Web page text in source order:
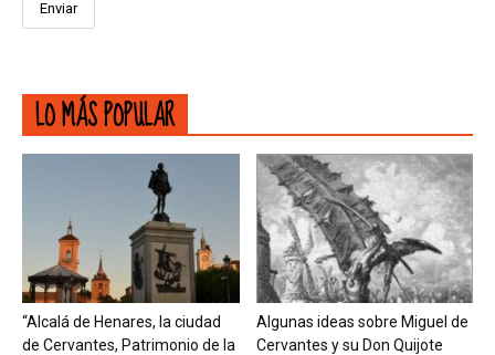
LO MÁS POPULAR
“Alcalá de Henares, la ciudad
de Cervantes, Patrimonio de la
Algunas ideas sobre Miguel de
Cervantes y su Don Quijote